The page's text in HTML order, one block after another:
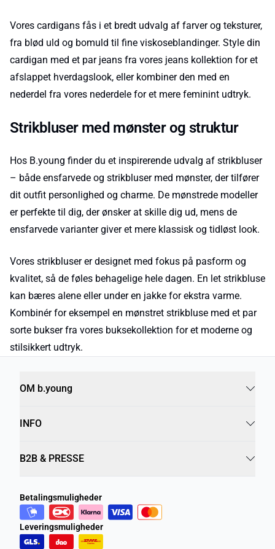
Vores cardigans fås i et bredt udvalg af farver og teksturer,
fra blød uld og bomuld til fine viskoseblandinger. Style din
cardigan med et par jeans fra vores jeans kollektion for et
afslappet hverdagslook, eller kombiner den med en
nederdel fra vores nederdele for et mere feminint udtryk.
Strikbluser med mønster og struktur
Hos B.young finder du et inspirerende udvalg af strikbluser
– både ensfarvede og strikbluser med mønster, der tilfører
dit outfit personlighed og charme. De mønstrede modeller
er perfekte til dig, der ønsker at skille dig ud, mens de
ensfarvede varianter giver et mere klassisk og tidløst look.
Vores strikbluser er designet med fokus på pasform og
kvalitet, så de føles behagelige hele dagen. En let strikbluse
kan bæres alene eller under en jakke for ekstra varme.
Kombinér for eksempel en mønstret strikbluse med et par
sorte bukser fra vores buksekollektion for et moderne og
stilsikkert udtryk.
OM b.young
INFO
B2B & PRESSE
Betalingsmuligheder
Leveringsmuligheder